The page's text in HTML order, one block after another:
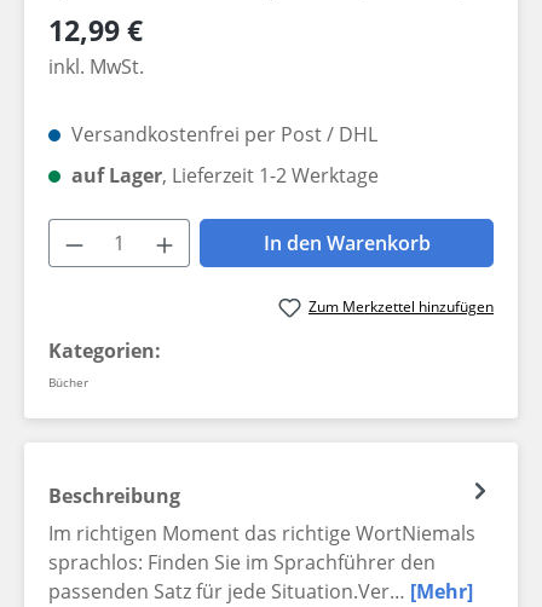
Regulärer Preis:
12,99 €
inkl. MwSt.
Versandkostenfrei per Post / DHL
auf Lager, Lieferzeit 1-2 Werktage
Produkt Anzahl: Gib den
In den Warenkorb
Zum Merkzettel hinzufügen
Kategorien:
Bücher
Beschreibung
Im richtigen Moment das richtige WortNiemals
sprachlos: Finden Sie im Sprachführer den
passenden Satz für jede Situation.Ver… [Mehr]